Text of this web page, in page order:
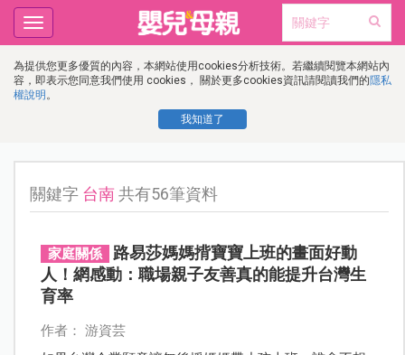
為提供您更多優質的內容，本網站使用cookies分析技術。若繼續閱覽本網站內
容，即表示您同意我們使用 cookies， 關於更多cookies資訊請閱讀我們的隱私
權說明 。
我知道了
Toggle
navigation
關鍵字 台南共有56筆資料
家庭關係
路易莎媽媽揹寶寶上班的畫面好動
人！網感動：職場親子友善真的能提升台灣生
育率
作者： 游資芸